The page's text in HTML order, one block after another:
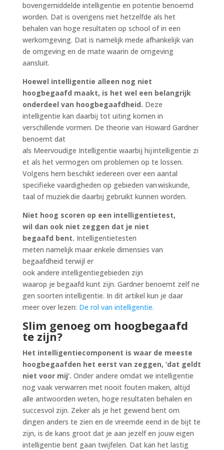
bovengemiddelde intelligentie en potentie benoemd
worden. Dat is overigens niet hetzelfde als het
behalen van hoge resultaten op school of in een
werkomgeving. Dat is namelijk mede afhankelijk van
de omgeving en de mate waarin de omgeving
aansluit.
Hoewel intelligentie alleen nog niet
hoogbegaafd maakt, is het wel een belangrijk
onderdeel van hoogbegaafdheid. Deze
intelligentie kan daarbij tot uiting komen in
verschillende vormen. De theorie van Howard Gardner
benoemt dat
als Meervoudige Intelligentie waarbij hij intelligentie zi
et als het vermogen om problemen op te lossen.
Volgens hem beschikt iedereen over een aantal
specifieke vaardigheden op gebieden van wiskunde,
taal of muziek die daarbij gebruikt kunnen worden.
Niet hoog scoren op een intelligentietest,
wil dan ook niet zeggen dat je niet
begaafd bent. Intelligentietesten
meten namelijk maar enkele dimensies van
begaafdheid terwijl er
ook andere intelligentiegebieden zijn
waarop je begaafd kunt zijn. Gardner benoemt zelf ne
gen soorten intelligentie. In dit artikel kun je daar
meer over lezen: De rol van intelligentie.
Slim genoeg om hoogbegaafd
te zijn?
Het intelligentiecomponent is waar de meeste
hoogbegaafden het eerst van zeggen, ‘dat geldt
niet voor mij’. Onder andere omdat we intelligentie
nog vaak verwarren met nooit fouten maken, altijd
alle antwoorden weten, hoge resultaten behalen en
succesvol zijn. Zeker als je het gewend bent om
dingen anders te zien en de vreemde eend in de bijt te
zijn, is de kans groot dat je aan jezelf en jouw eigen
intelligentie bent gaan twijfelen. Dat kan het lastig